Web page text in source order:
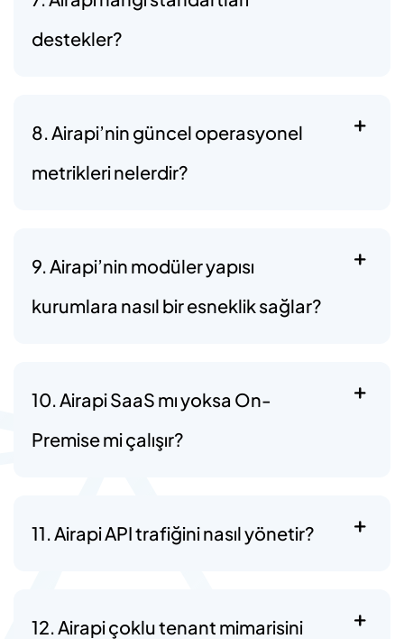
destekler?
8. Airapi’nin güncel operasyonel
metrikleri nelerdir?
9. Airapi’nin modüler yapısı
kurumlara nasıl bir esneklik sağlar?
10. Airapi SaaS mı yoksa On-
Premise mi çalışır?
11. Airapi API trafiğini nasıl yönetir?
12. Airapi çoklu tenant mimarisini